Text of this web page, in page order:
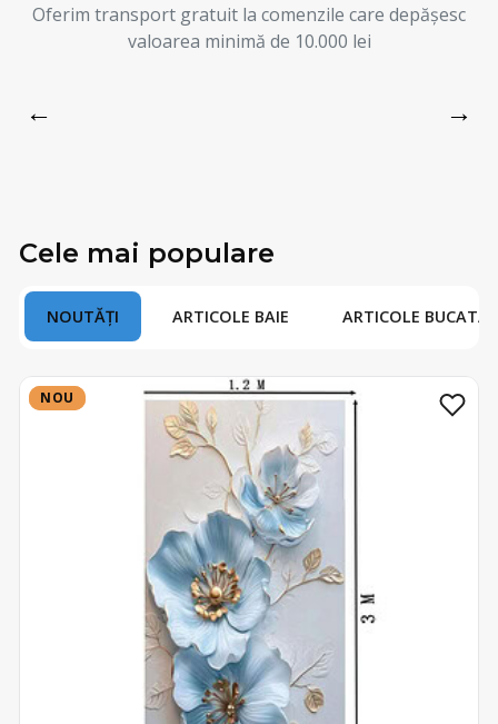
Oferim transport gratuit la comenzile care depășesc
valoarea minimă de 10.000 lei
← →
Cele mai populare
NOUTĂȚI ARTICOLE BAIE ARTICOLE
NOU
NOU